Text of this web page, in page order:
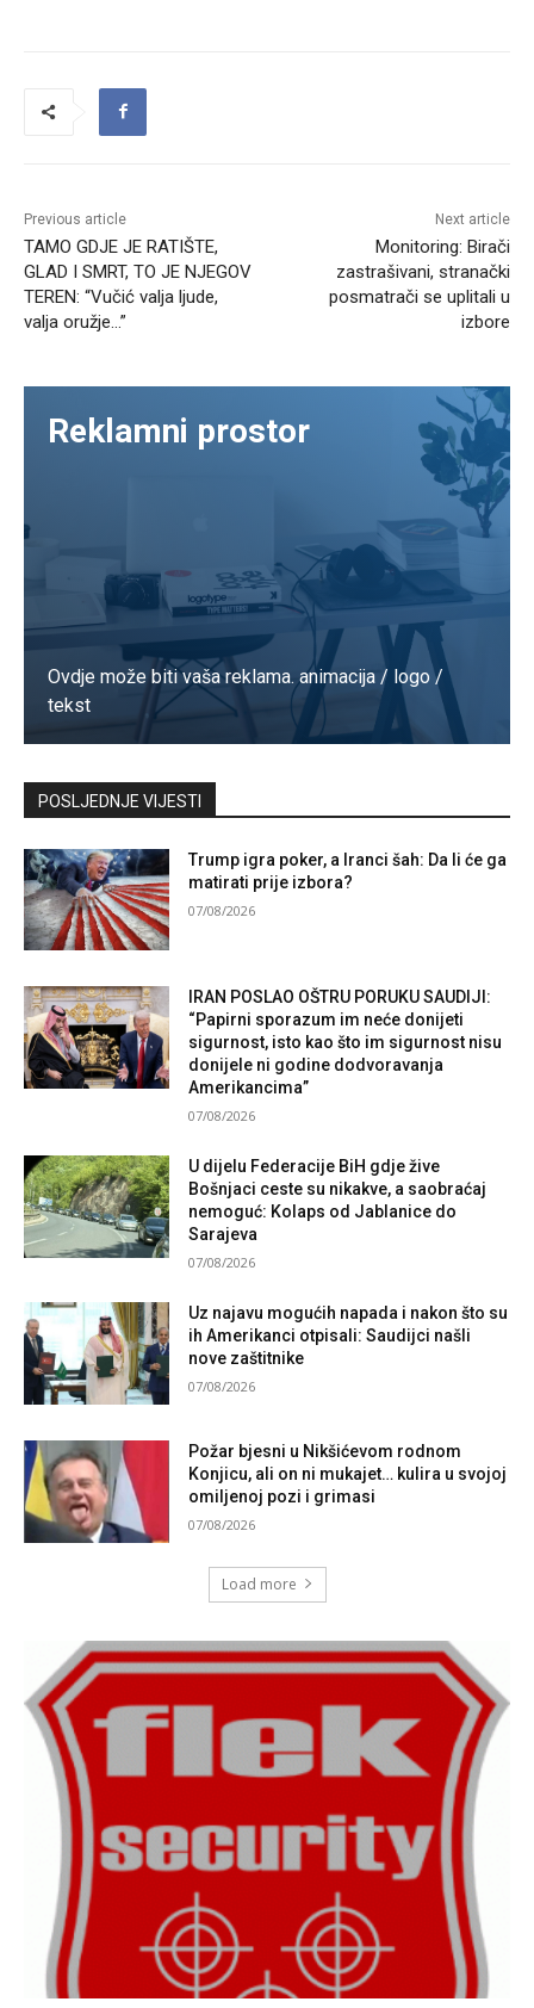
Previous article
TAMO GDJE JE RATIŠTE,
GLAD I SMRT, TO JE NJEGOV
TEREN: “Vučić valja ljude,
valja oružje…”
Next article
Monitoring: Birači
zastrašivani, stranački
posmatrači se uplitali u
izbore
Reklamni prostor
Ovdje može biti vaša reklama. animacija / logo /
tekst
Kontaktirajte nas
POSLJEDNJE VIJESTI
Trump igra poker, a Iranci šah: Da li će ga
matirati prije izbora?
07/08/2026
IRAN POSLAO OŠTRU PORUKU SAUDIJI:
“Papirni sporazum im neće donijeti
sigurnost, isto kao što im sigurnost nisu
donijele ni godine dodvoravanja
Amerikancima”
07/08/2026
U dijelu Federacije BiH gdje žive
Bošnjaci ceste su nikakve, a saobraćaj
nemoguć: Kolaps od Jablanice do
Sarajeva
07/08/2026
Uz najavu mogućih napada i nakon što su
ih Amerikanci otpisali: Saudijci našli
nove zaštitnike
07/08/2026
Požar bjesni u Nikšićevom rodnom
Konjicu, ali on ni mukajet… kulira u svojoj
omiljenoj pozi i grimasi
07/08/2026
Load more